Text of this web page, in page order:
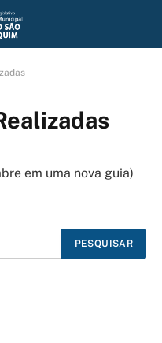
em uma nova guia)